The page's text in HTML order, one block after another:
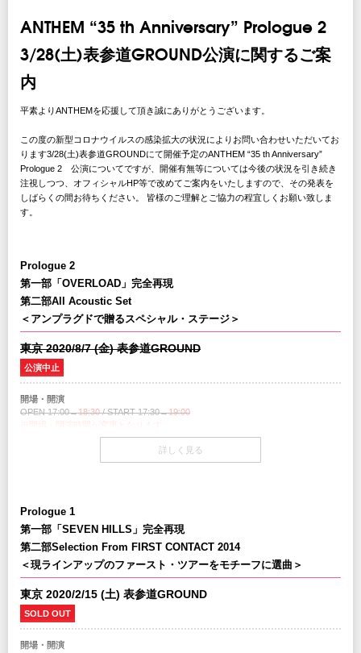
ANTHEM “35 th Anniversary” Prologue 2
3/28(土)表参道GROUND公演に関するご案
内
平素よりANTHEMを応援して頂き誠にありがとうございます。
この度の新型コロナウイルスの感染拡大の状況によりお問い合わせいただいてお
ります3/28(土)表参道GROUNDにて開催予定のANTHEM “35 th Anniversary”
Prologue 2 公演についてですが、開催有無等については今後の状況を引き続き
注視しつつ、オフィシャルHP等で改めてご案内をいたしますので、その発表を
しばらくの間お待ちください。 皆様のご理解とご協力の程宜しくお願い致しま
す。
Prologue 2
第一部「OVERLOAD」完全再現
第二部All Acoustic Set
＜アンプラグドで贈るスペシャル・ステージ＞
東京 2020/8/7 (金) 表参道GROUND
公演中止
開場・開演
OPEN17:00→18:30/ START17:30→19:00
※開場・開演時間が変更となります。
チケット発売日
4/18(土)10:00am～
プレイガイド
イープラス
ローソンチケット： Lコード：73551
※0570で始まる電話番号は、一部携帯・PHS不可
注意事項
詳しく見る
Prologue 1
第一部「SEVEN HILLS」完全再現
第二部Selection From FIRST CONTACT 2014
＜現ラインアップのファースト・ツアーをモチーフに選曲＞
東京 2020/2/15 (土) 表参道GROUND
SOLD OUT
開場・開演